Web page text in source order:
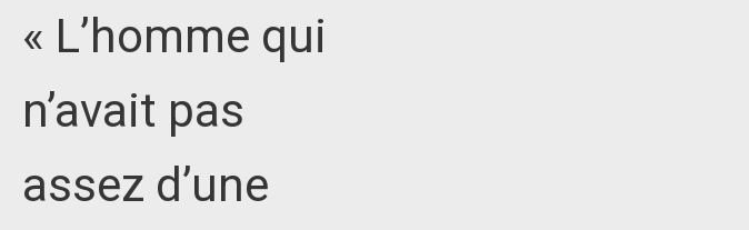
« L’homme qui
n’avait pas
assez d’une